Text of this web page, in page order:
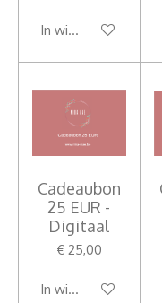
In winkelwagen
Cadeaubon
25 EUR -
Digitaal
€ 25,00
In winkelwagen